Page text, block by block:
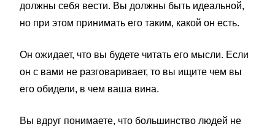
должны себя вести. Вы должны быть идеальной,
но при этом принимать его таким, какой он есть.
Он ожидает, что вы будете читать его мысли. Если
он с вами не разговаривает, то вы ищите чем вы
его обидели, в чем ваша вина.
Вы вдруг понимаете, что большинство людей не